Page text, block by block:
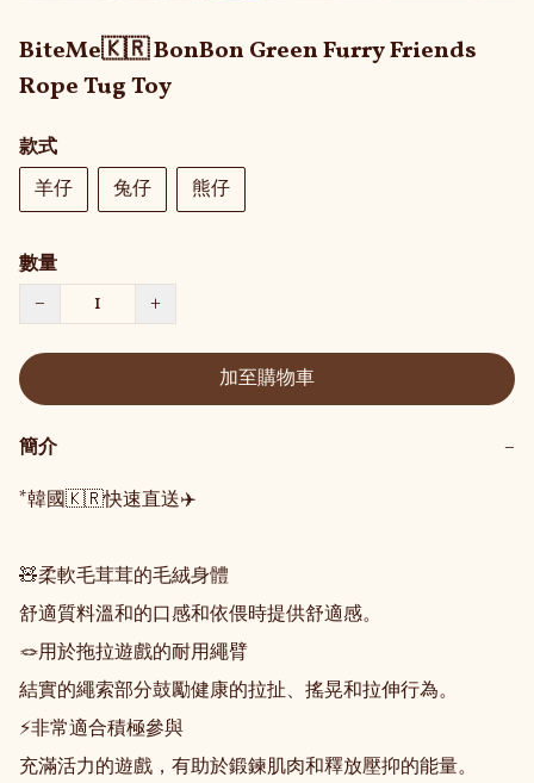
BiteMe🇰🇷 BonBon Green Furry Friends
Rope Tug Toy
款式
羊仔
兔仔 熊仔
數量
−
+
加至購物車
簡介
−
*韓國🇰🇷快速直送✈️
🧸柔軟毛茸茸的毛絨身體
舒適質料溫和的口感和依偎時提供舒適感。
🪢用於拖拉遊戲的耐用繩臂
結實的繩索部分鼓勵健康的拉扯、搖晃和拉伸行為。
⚡非常適合積極參與
充滿活力的遊戲，有助於鍛鍊肌肉和釋放壓抑的能量。